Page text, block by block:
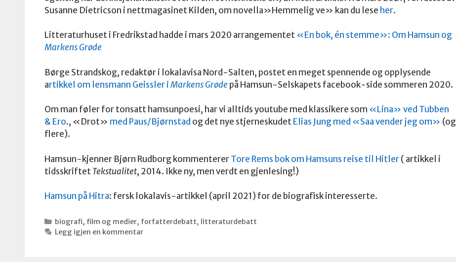
Susanne Dietricson i nettmagasinet Kilden, om novella»Hemmelig ve» kan du lese her.
Litteraturhuset i Fredrikstad hadde i mars 2020 arrangementet «En bok, én stemme»: Om Hamsun og
Markens Grøde
Børge Strandskog, redaktør i lokalavisa Nord-Salten, postet en meget spennende og opplysende
artikkel om lensmann Geissler iMarkens Grøde på Hamsun-Selskapets facebook-side sommeren 2020.
Om man føler for tonsatt hamsunpoesi, har vi alltids youtube med klassikere som «Lina» ved Tubben
& Ero., «Drot» med Paus/Bjørnstad og det nye stjerneskudetElias Jung med «Saa vender jeg om» (og
flere).
Hamsun-kjenner Bjørn Rudborg kommentererTore Rems bok om Hamsuns reise til Hitler( artikkel i
tidsskriftetTekstualitet, 2014. Ikke ny, men verdt en gjenlesing!)
Hamsun på Hitra: fersk lokalavis-artikkel (april 2021) for de biografisk interesserte.
Kategorier
biografi, film og medier, forfatterdebatt, litteraturdebatt
Legg igjen en kommentar